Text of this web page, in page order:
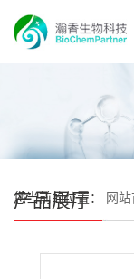
产品展厅
您当前的位置： 网